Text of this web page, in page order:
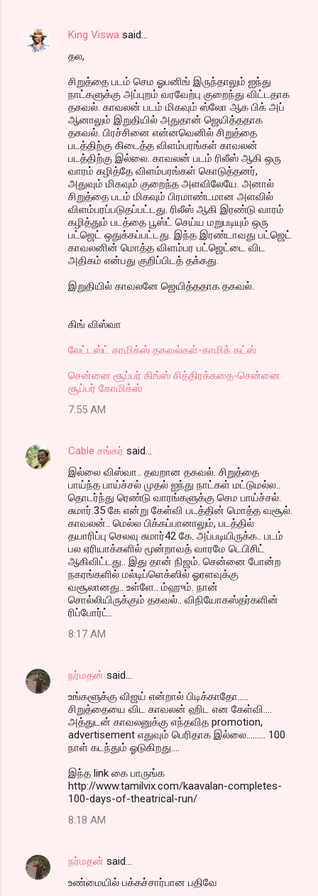
King Viswa said…
தல,
சிறுத்தை படம் செம ஓபனிங் இருந்தாலும் ஐந்து
நாட்களுக்கு அப்புறம் வரவேற்பு குறைந்து விட்டதாக
தகவல். காவலன் படம் மிகவும் ஸ்லோ ஆக பிக் அப்
ஆனாலும் இறுதியில் அதுதான் ஜெயித்ததாக
தகவல். பிரச்சினை என்னவெனில் சிறுத்தை
படத்திற்கு கிடைத்த விளம்பரங்கள் காவலன்
படத்திற்கு இல்லை. காவலன் படம் ரிலீஸ் ஆகி ஒரு
வாரம் கழித்தே விளம்பரங்கள் கொடுத்தனர்,
அதுவும் மிகவும் குறைந்த அளவிலேயே. அனால்
சிறுத்தை படம் மிகவும் பிரமாண்டமான அளவில்
விளம்பரப்படுதப்பட்டது. ரிலீஸ் ஆகி இரண்டு வாரம்
கழித்தும் படத்தை பூஸ்ட் செய்ய மறுபடியும் ஒரு
பட்ஜெட் ஒதுக்கப்பட்டது. இந்த இரண்டாவது பட்ஜெட்
காவலனின் மொத்த விளம்பர பட்ஜெட்டை விட
அதிகம் என்பது குறிப்பிடத் தக்கது.
இறுதியில் காவலனே ஜெயித்ததாக தகவல்.
கிங் விஸ்வா
லேட்டஸ்ட் காமிக்ஸ் தகவல்கள்-காமிக் கட்ஸ்
சென்னை சூப்பர் கிங்ஸ் சித்திரக்கதை-சென்னை
சூப்பர் கோமிக்ஸ்
7:55 AM
Cable சங்கர் said…
இல்லை விஸ்வா.. தவறான தகவல். சிறுத்தை
பாய்ந்த பாய்ச்சல் முதல் ஐந்து நாட்கள் மட்டுமல்ல..
தொடர்ந்து ரெண்டு வாரங்களுக்கு செம பாய்ச்சல்.
சுமார்.35 கே என்று கேள்வி படத்தின் மொத்த வசூல்.
காவலன்.. மெல்ல பிக்கப்பானாலும், படத்தில்
தயாரிப்பு செலவு சுமார்42 கே. அப்படியிருக்க.. படம்
பல ஏரியாக்களில் மூன்றாவத் வாரமே டெபிசிட்
ஆகிவிட்டது.. இது தான் நிஜம். சென்னை போன்ற
நகரங்களில் மல்டிப்ளெக்ஸில் ஓரளவுக்கு
வசூலானது.. உள்ளே.. ம்ஹும். நான்
சொல்லியிருக்கும் தகவல்.. விநியோகஸ்தர்களின்
ரிப்போர்ட்..
8:17 AM
நர்மதன் said…
உங்களூக்கு விஜய் என்றால் பிடிக்காதோ.....
சிறுத்தையை விட காவலன் ஹிட என கேள்வி....
அத்துடன் காவலனுக்கு எந்தவித promotion,
advertisement எதுவும் பெரிதாக இல்லை......... 100
நாள் கடந்தும் ஓடுகிறது....
இந்த link கை பாருங்க
http://www.tamilvix.com/kaavalan-completes-
100-days-of-theatrical-run/
8:18 AM
நர்மதன் said…
உண்மையில் பக்கச்சார்பான பதிவே